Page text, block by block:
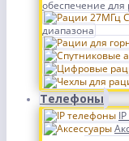
обеспечение для
диапазона
Телефоны